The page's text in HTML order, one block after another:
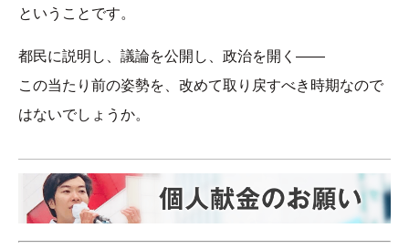
ということです。
都民に説明し、議論を公開し、政治を開く——
この当たり前の姿勢を、改めて取り戻すべき時期なので
はないでしょうか。